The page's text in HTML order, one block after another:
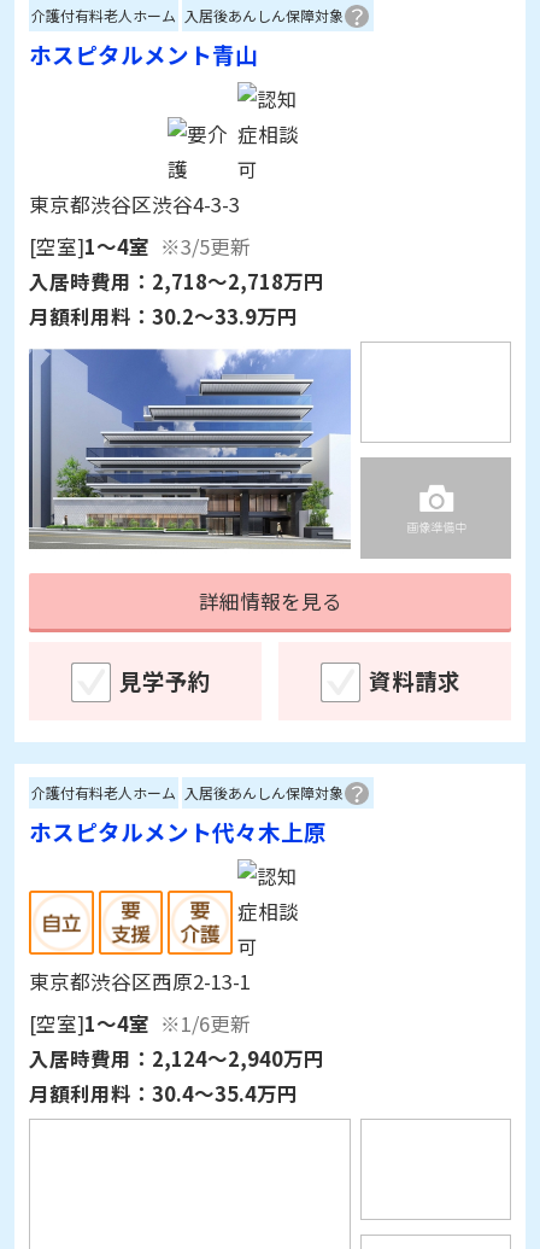
介護付有料老人ホーム 入居後あんしん保障対象
ホスピタルメント青山
東京都渋谷区渋谷4-3-3
[空室]1～4室 ※3/5更新
入居時費用： 2,718～2,718万円
月額利用料： 30.2～33.9万円
詳細情報を見る
介護付有料老人ホーム 入居後あんしん保障対象
ホスピタルメント代々木上原
東京都渋谷区西原2-13-1
[空室]1～4室 ※1/6更新
入居時費用：2,124～2,940万円
月額利用料： 30.4～35.4万円